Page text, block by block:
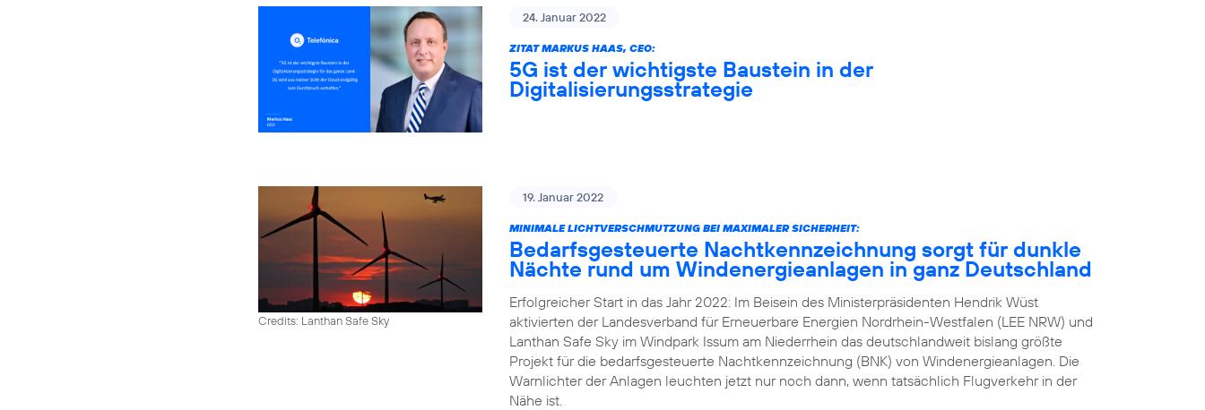
24. Januar 2022
ZITAT MARKUS HAAS, CEO:
5G ist der wichtigste Baustein in der
Digitalisierungsstrategie
Credits: Lanthan Safe Sky
19. Januar 2022
MINIMALE LICHTVERSCHMUTZUNG BEI MAXIMALER SICHERHEIT:
Bedarfsgesteuerte Nachtkennzeichnung sorgt für dunkle
Nächte rund um Windenergieanlagen in ganz Deutschland
Erfolgreicher Start in das Jahr 2022: Im Beisein des Ministerpräsidenten Hendrik Wüst
aktivierten der Landesverband für Erneuerbare Energien Nordrhein-Westfalen (LEE NRW) und
Lanthan Safe Sky im Windpark Issum am Niederrhein das deutschlandweit bislang größte
Projekt für die bedarfsgesteuerte Nachtkennzeichnung (BNK) von Windenergieanlagen. Die
Warnlichter der Anlagen leuchten jetzt nur noch dann, wenn tatsächlich Flugverkehr in der
Nähe ist.